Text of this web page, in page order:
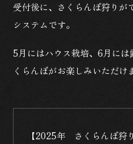
受付後に、さくらんぼ狩りが
システムです。
5月にはハウス栽培、6月に
くらんぼがお楽しみいただけ
【2025年 さくらんぼ狩